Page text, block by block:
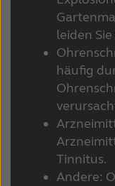
Türkçe
United States
عربي
leiden
häufig
Tinnitus.
Andere: